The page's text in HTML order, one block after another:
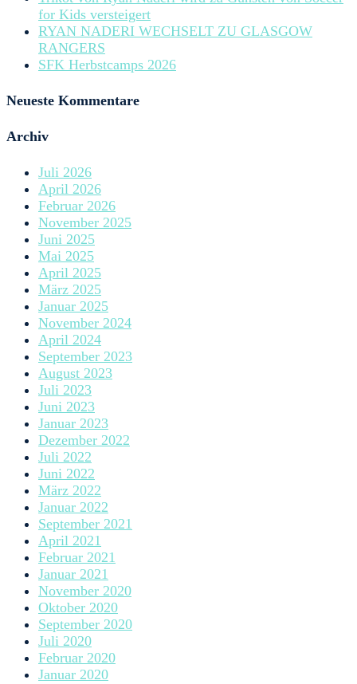
for Kids versteigert
RYAN NADERI WECHSELT ZU GLASGOW
RANGERS
SFK Herbstcamps 2026
Neueste Kommentare
Archiv
Juli 2026
April 2026
Februar 2026
November 2025
Juni 2025
Mai 2025
April 2025
März 2025
Januar 2025
November 2024
April 2024
September 2023
August 2023
Juli 2023
Juni 2023
Januar 2023
Dezember 2022
Juli 2022
Juni 2022
März 2022
Januar 2022
September 2021
April 2021
Februar 2021
Januar 2021
November 2020
Oktober 2020
September 2020
Juli 2020
Februar 2020
Januar 2020